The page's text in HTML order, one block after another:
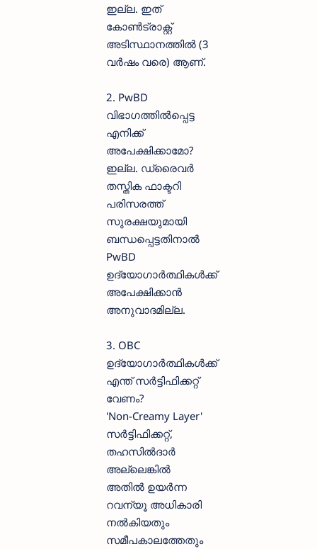
ഇല്ല. ഇത്
കോൺട്രാക്റ്റ്
അടിസ്ഥാനത്തിൽ (3
വർഷം വരെ) ആണ്.
2. PwBD
വിഭാഗത്തിൽപ്പെട്ട
എനിക്ക്
അപേക്ഷിക്കാമോ?
ഇല്ല. ഡ്രൈവർ
തസ്തിക ഫാക്ടറി
പരിസരത്ത്
സുരക്ഷയുമായി
ബന്ധപ്പെട്ടതിനാൽ
PwBD
ഉദ്യോഗാർത്ഥികൾക്ക്
അപേക്ഷിക്കാൻ
അനുവാദമില്ല.
3. OBC
ഉദ്യോഗാർത്ഥികൾക്ക്
എന്ത് സർട്ടിഫിക്കറ്റ്
വേണം?
'Non-Creamy Layer'
സർട്ടിഫിക്കറ്റ്,
തഹസിൽദാർ
അല്ലെങ്കിൽ
അതിൽ ഉയർന്ന
റവന്യൂ അധികാരി
നൽകിയതും
സമീപകാലത്തേതും